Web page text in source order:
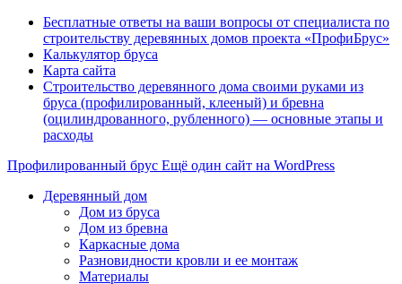
Бесплатные ответы на ваши вопросы от специалиста по
строительству деревянных домов проекта «ПрофиБрус»
Калькулятор бруса
Карта сайта
Строительство деревянного дома своими руками из
бруса (профилированный, клееный) и бревна
(оцилиндрованного, рубленного) — основные этапы и
расходы
Профилированный брус Ещё один сайт на WordPress
Деревянный дом
Дом из бруса
Дом из бревна
Каркасные дома
Разновидности кровли и ее монтаж
Материалы